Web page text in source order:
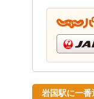
岩国駅に一